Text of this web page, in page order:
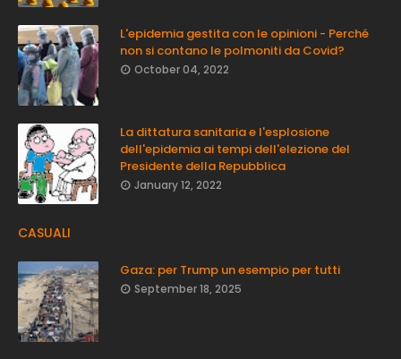
L'epidemia gestita con le opinioni - Perché
non si contano le polmoniti da Covid?
October 04, 2022
La dittatura sanitaria e l'esplosione
dell'epidemia ai tempi dell'elezione del
Presidente della Repubblica
January 12, 2022
CASUALI
Gaza: per Trump un esempio per tutti
September 18, 2025